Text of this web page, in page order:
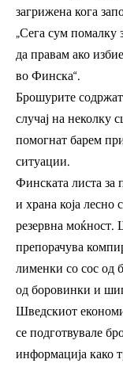
загрижена кога
„Сега сум помалку
да правам ако
во Финска“.
Брошурите
случај на неколку
помогнат барем
ситуации.
Финската листа за
и храна која
резервна моќност.
препорачува
лименки со сос од
од боровинки и
Шведскиот
се подготвувале
информација како